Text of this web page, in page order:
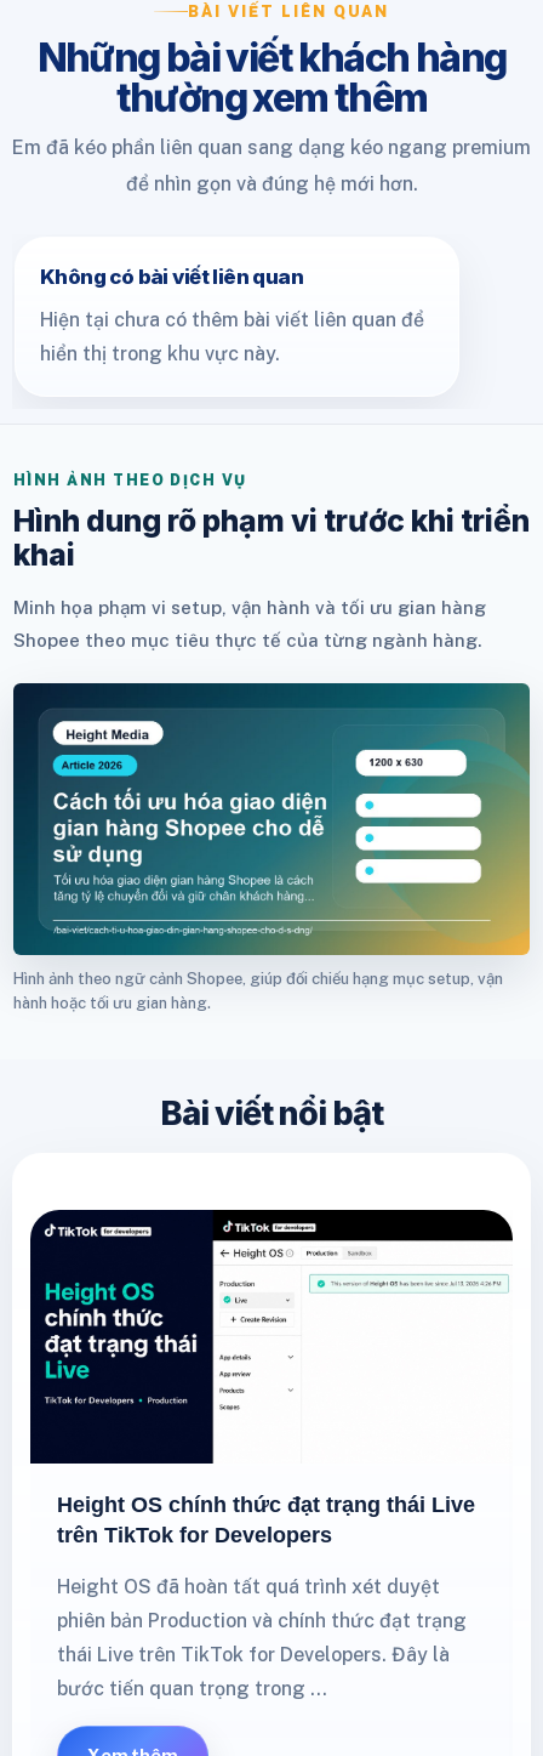
BÀI VIẾT LIÊN QUAN
Những bài viết khách hàng
thường xem thêm
Em đã kéo phần liên quan sang dạng kéo ngang premium
để nhìn gọn và đúng hệ mới hơn.
Không có bài viết liên quan
Hiện tại chưa có thêm bài viết liên quan để
hiển thị trong khu vực này.
HÌNH ẢNH THEO DỊCH VỤ
Hình dung rõ phạm vi trước khi triển
khai
Minh họa phạm vi setup, vận hành và tối ưu gian hàng
Shopee theo mục tiêu thực tế của từng ngành hàng.
Hình ảnh theo ngữ cảnh Shopee, giúp đối chiếu hạng mục setup, vận
hành hoặc tối ưu gian hàng.
Bài viết nổi bật
Height OS chính thức đạt trạng thái Live
trên TikTok for Developers
Height OS đã hoàn tất quá trình xét duyệt
phiên bản Production và chính thức đạt trạng
thái Live trên TikTok for Developers. Đây là
bước tiến quan trọng trong …